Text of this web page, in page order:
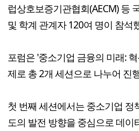
럽상호보증기관협회(AECM) 등
및 학계 관계자 120여 명이 참석
포럼은 '중소기업 금융의 미래:
제로 총 2개 세션으로 나누어 진
첫 번째 세션에서는 중소기업 정
도의 발전 방향을 중심으로 데이